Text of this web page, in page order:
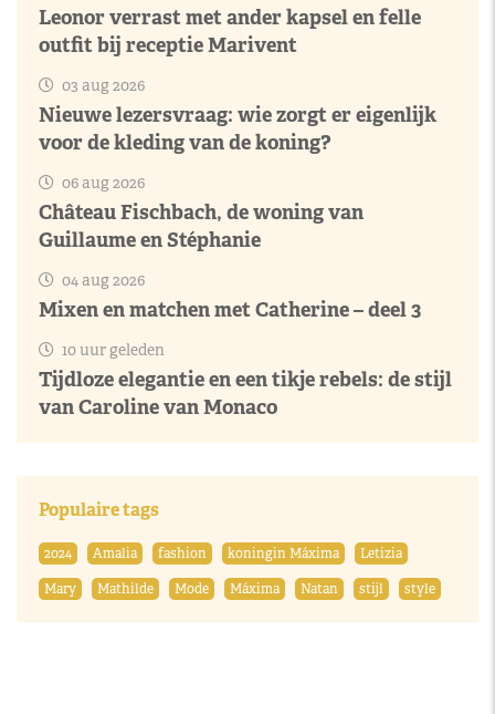
Leonor verrast met ander kapsel en felle
outfit bij receptie Marivent
03 aug 2026
Nieuwe lezersvraag: wie zorgt er eigenlijk
voor de kleding van de koning?
06 aug 2026
Château Fischbach, de woning van
Guillaume en Stéphanie
04 aug 2026
Mixen en matchen met Catherine – deel 3
10 uur geleden
Tijdloze elegantie en een tikje rebels: de stijl
van Caroline van Monaco
Populaire tags
2024 Amalia fashion koningin Máxima
Letizia
Mary
Mathilde Mode Máxima Natan stijl style